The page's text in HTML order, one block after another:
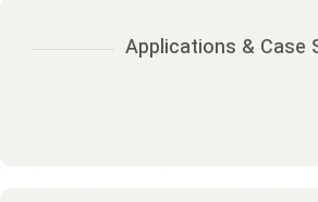
Applications & Case